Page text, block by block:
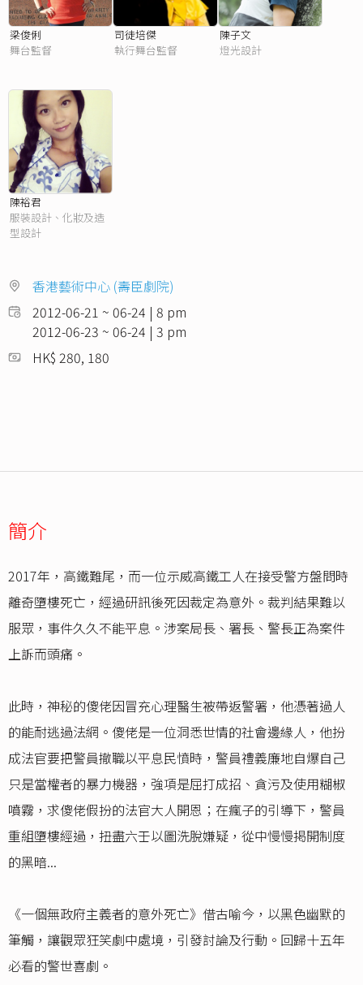
梁俊俐
舞台監督
司徒培傑
執行舞台監督
陳子文
燈光設計
陳裕君
服裝設計、化妝及造
型設計
香港藝術中心 (壽臣劇院)
2012-06-21 ~ 06-24 | 8 pm
2012-06-23 ~ 06-24 | 3 pm
HK$ 280, 180
簡介
2017年，高鐵難尾，而一位示威高鐵工人在接受警方盤問時
離奇墮樓死亡，經過研訊後死因裁定為意外。裁判結果難以
服眾，事件久久不能平息。涉案局長、署長、警長正為案件
上訴而頭痛。
此時，神秘的傻佬因冒充心理醫生被帶返警署，他憑著過人
的能耐逃過法網。傻佬是一位洞悉世情的社會邊緣人，他扮
成法官要把警員撤職以平息民憤時，警員禮義廉地自爆自己
只是當權者的暴力機器，強項是屈打成招、貪污及使用糊椒
噴霧，求傻佬假扮的法官大人開恩；在瘋子的引導下，警員
重組墮樓經過，扭盡六壬以圖洗脫嫌疑，從中慢慢掲開制度
的黑暗...
《一個無政府主義者的意外死亡》借古喻今，以黑色幽默的
筆觸，讓觀眾狂笑劇中處境，引發討論及行動。回歸十五年
必看的警世喜劇。